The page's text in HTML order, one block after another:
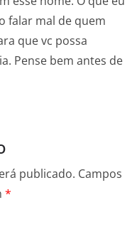
falar mal de quem
que vc possa
Pense bem antes de
publicado. Campos
*